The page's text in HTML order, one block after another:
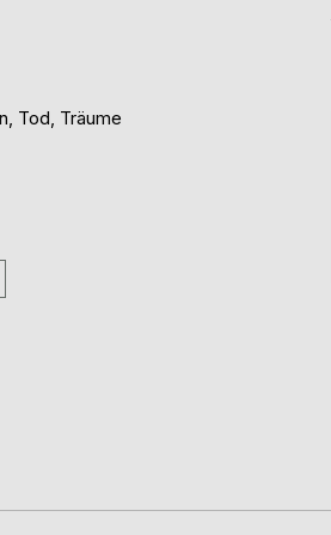
Tod, Träume